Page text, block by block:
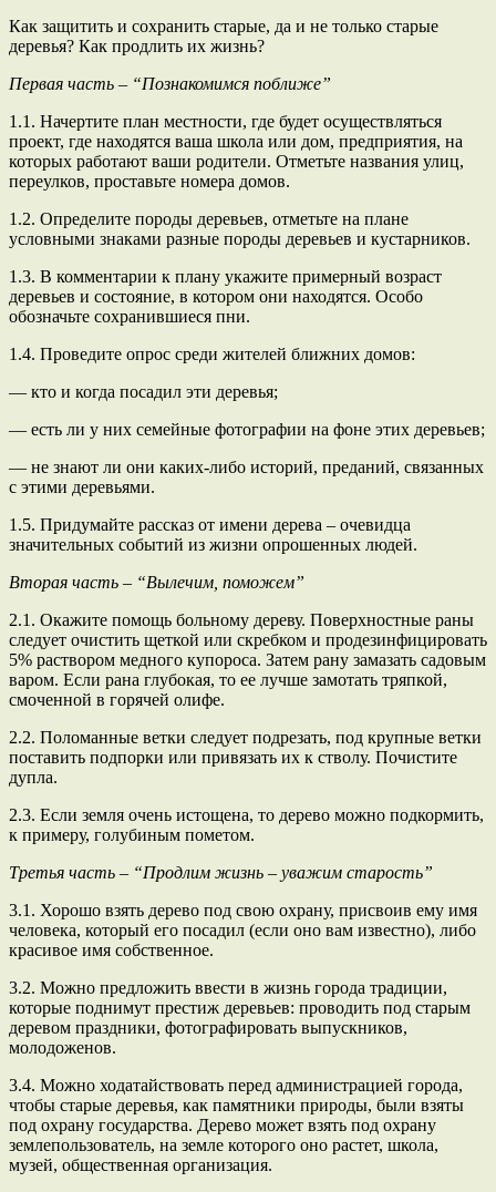
Как защитить и сохранить старые, да и не только старые
деревья? Как продлить их жизнь?
Первая часть – “Познакомимся поближе”
1.1. Начертите план местности, где будет осуществляться
проект, где находятся ваша школа или дом, предприятия, на
которых работают ваши родители. Отметьте названия улиц,
переулков, проставьте номера домов.
1.2. Определите породы деревьев, отметьте на плане
условными знаками разные породы деревьев и кустарников.
1.3. В комментарии к плану укажите примерный возраст
деревьев и состояние, в котором они находятся. Особо
обозначьте сохранившиеся пни.
1.4. Проведите опрос среди жителей ближних домов:
— кто и когда посадил эти деревья;
— есть ли у них семейные фотографии на фоне этих деревьев;
— не знают ли они каких-либо историй, преданий, связанных
с этими деревьями.
1.5. Придумайте рассказ от имени дерева – очевидца
значительных событий из жизни опрошенных людей.
Вторая часть – “Вылечим, поможем”
2.1. Окажите помощь больному дереву. Поверхностные раны
следует очистить щеткой или скребком и продезинфицировать
5% раствором медного купороса. Затем рану замазать садовым
варом. Если рана глубокая, то ее лучше замотать тряпкой,
смоченной в горячей олифе.
2.2. Поломанные ветки следует подрезать, под крупные ветки
поставить подпорки или привязать их к стволу. Почистите
дупла.
2.3. Если земля очень истощена, то дерево можно подкормить,
к примеру, голубиным пометом.
Третья часть – “Продлим жизнь – уважим старость”
3.1. Хорошо взять дерево под свою охрану, присвоив ему имя
человека, который его посадил (если оно вам известно), либо
красивое имя собственное.
3.2. Можно предложить ввести в жизнь города традиции,
которые поднимут престиж деревьев: проводить под старым
деревом праздники, фотографировать выпускников,
молодоженов.
3.4. Можно ходатайствовать перед администрацией города,
чтобы старые деревья, как памятники природы, были взяты
под охрану государства. Дерево может взять под охрану
землепользователь, на земле которого оно растет, школа,
музей, общественная организация.